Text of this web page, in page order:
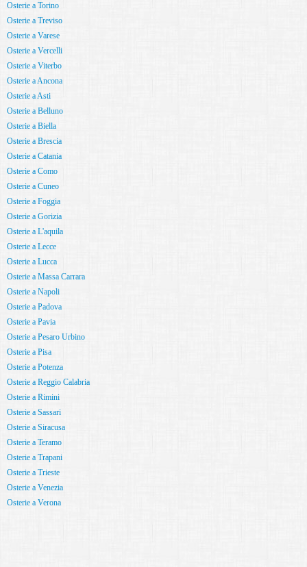
Osterie a Torino
Osterie a Treviso
Osterie a Varese
Osterie a Vercelli
Osterie a Viterbo
Osterie a Ancona
Osterie a Asti
Osterie a Belluno
Osterie a Biella
Osterie a Brescia
Osterie a Catania
Osterie a Como
Osterie a Cuneo
Osterie a Foggia
Osterie a Gorizia
Osterie a L'aquila
Osterie a Lecce
Osterie a Lucca
Osterie a Massa Carrara
Osterie a Napoli
Osterie a Padova
Osterie a Pavia
Osterie a Pesaro Urbino
Osterie a Pisa
Osterie a Potenza
Osterie a Reggio Calabria
Osterie a Rimini
Osterie a Sassari
Osterie a Siracusa
Osterie a Teramo
Osterie a Trapani
Osterie a Trieste
Osterie a Venezia
Osterie a Verona